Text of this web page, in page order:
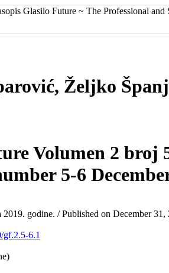
Željko
Volumen 2 broj
5-6
godine. / Published on December 31,
gf.2.5-6.1